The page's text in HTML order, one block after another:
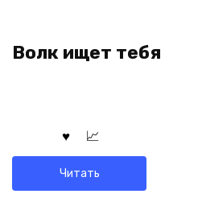
Волк ищет тебя
Читать